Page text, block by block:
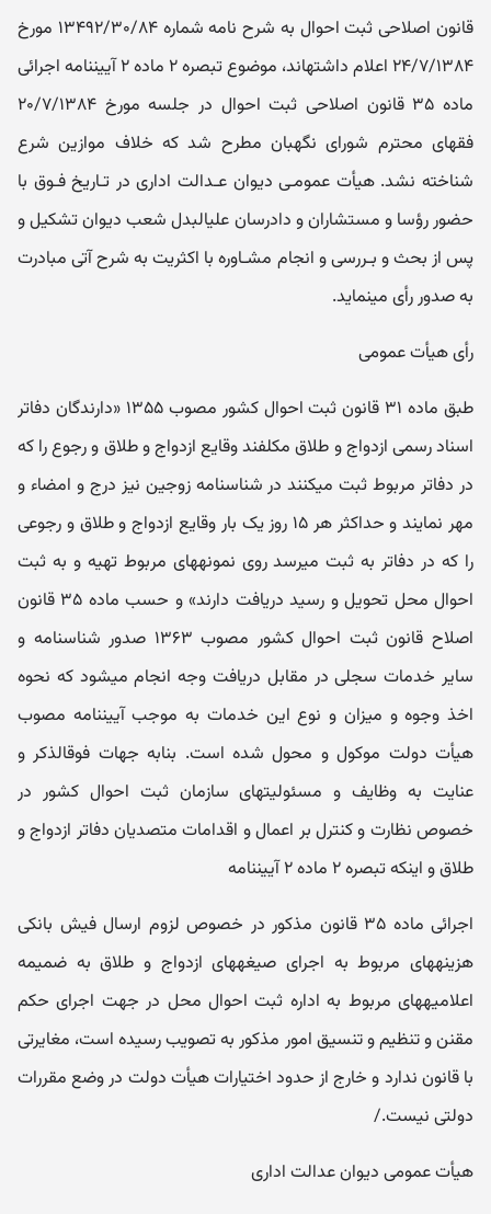
قانون اصلاحی ثبت احوال به شرح نامه شماره ۱۳۴۹۲/۳۰/۸۴ مورخ
۲۴/۷/۱۳۸۴ اعلام داشته‎اند، موضوع تبصره ۲ ماده ۲ آیین‎نامه اجرائی
ماده ۳۵ قانون اصلاحی ثبت احوال در جلسه مورخ ۲۰/۷/۱۳۸۴
فقهای محترم شورای نگهبان مطرح شد که خلاف موازین شرع
شناخته نشد. هیأت عمومـی دیوان عـدالت اداری در تـاریخ فـوق با
حضور رؤسا و مستشاران و دادرسان علی‎البدل شعب دیوان تشکیل و
پس از بحث و بـررسی و انجام مشـاوره با اکثریت به شرح آتی مبادرت
به صدور رأی می‎نماید.
رأی هیأت عمومی
طبق ماده ۳۱ قانون ثبت احوال کشور مصوب ۱۳۵۵ «دارندگان دفاتر
اسناد رسمی ازدواج و طلاق مکلفند وقایع ازدواج و طلاق و رجوع را که
در دفاتر مربوط ثبت می‎کنند در شناسنامه زوجین نیز درج و امضاء و
مهر نمایند و حداکثر هر ۱۵ روز یک بار وقایع ازدواج و طلاق و رجوعی
را که در دفاتر به ثبت می‎رسد روی نمونه‎های مربوط تهیه و به ثبت
احوال محل تحویل و رسید دریافت دارند» و حسب ماده ۳۵ قانون
اصلاح قانون ثبت احوال کشور مصوب ۱۳۶۳ صدور شناسنامه و
سایر خدمات سجلی در مقابل دریافت وجه انجام می‎شود که نحوه
اخذ وجوه و میزان و نوع این خدمات به موجب آیین‎نامه مصوب
هیأت دولت موکول و محول شده است. بنابه جهات فوق‎الذکر و
عنایت به وظایف و مسئولیتهای سازمان ثبت احوال کشور در
خصوص نظارت و کنترل بر اعمال و اقدامات متصدیان دفاتر ازدواج و
طلاق و اینکه تبصره ۲ ماده ۲ آیین‎نامه
اجرائی ماده ۳۵ قانون مذکور در خصوص لزوم ارسال فیش بانکی
هزینه‎های مربوط به اجرای صیغه‎های ازدواج و طلاق به ضمیمه
اعلامیه‎های مربوط به اداره ثبت احوال محل در جهت اجرای حکم
مقنن و تنظیم و تنسیق امور مذکور به تصویب رسیده است، مغایرتی
با قانون ندارد و خارج از حدود اختیارات هیأت دولت در وضع مقررات
دولتی نیست./
هیأت عمومی دیوان عدالت اداری